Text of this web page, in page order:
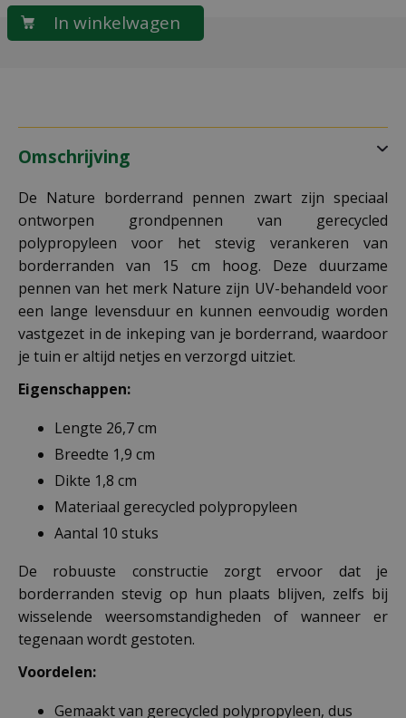
Omschrijving
De Nature borderrand pennen zwart zijn speciaal
ontworpen grondpennen van gerecycled
polypropyleen voor het stevig verankeren van
borderranden van 15 cm hoog. Deze duurzame
pennen van het merk Nature zijn UV-behandeld voor
een lange levensduur en kunnen eenvoudig worden
vastgezet in de inkeping van je borderrand, waardoor
je tuin er altijd netjes en verzorgd uitziet.
Eigenschappen:
Lengte 26,7 cm
Breedte 1,9 cm
Dikte 1,8 cm
Materiaal gerecycled polypropyleen
Aantal 10 stuks
De robuuste constructie zorgt ervoor dat je
borderranden stevig op hun plaats blijven, zelfs bij
wisselende weersomstandigheden of wanneer er
tegenaan wordt gestoten.
Voordelen:
Gemaakt van gerecycled polypropyleen, dus